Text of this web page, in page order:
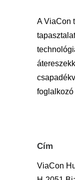
A ViaCon
foglalkozó
Cím
ViaCon